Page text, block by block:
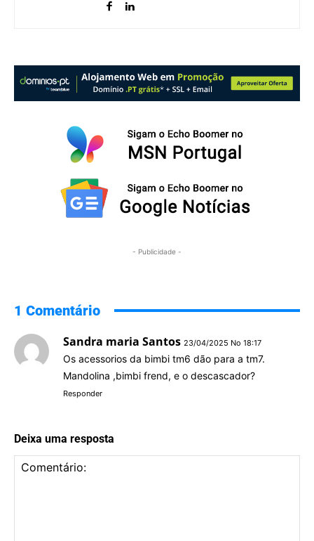
- Publicidade -
1 Comentário
Sandra maria Santos 23/04/2025 No 18:17
Os acessorios da bimbi tm6 dão para a tm7.
Mandolina ,bimbi frend, e o descascador?
Responder
Deixa uma resposta